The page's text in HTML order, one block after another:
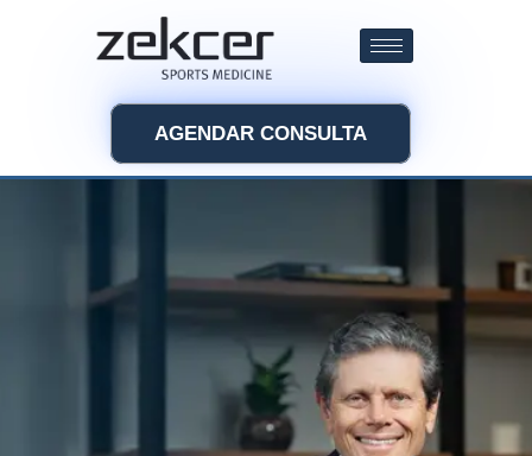
AGENDAR CONSULTA